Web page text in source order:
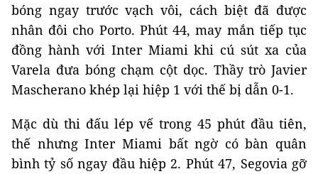
bóng ngay trước vạch vôi, cách biệt đã được
nhân đôi cho Porto. Phút 44, may mắn tiếp tục
đồng hành với Inter Miami khi cú sút xa của
Varela đưa bóng chạm cột dọc. Thầy trò Javier
Mascherano khép lại hiệp 1 với thế bị dẫn 0-1.
Mặc dù thi đấu lép vế trong 45 phút đầu tiên,
thế nhưng Inter Miami bất ngờ có bàn quân
bình tỷ số ngay đầu hiệp 2. Phút 47, Segovia gỡ